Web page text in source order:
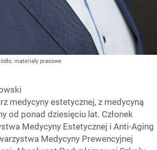
materiały prasowe
medycyny estetycznej, z medycyną
od ponad dziesięciu lat. Członek
Medycyny Estetycznej i Anti-Aging
Medycyny Prewencyjnej